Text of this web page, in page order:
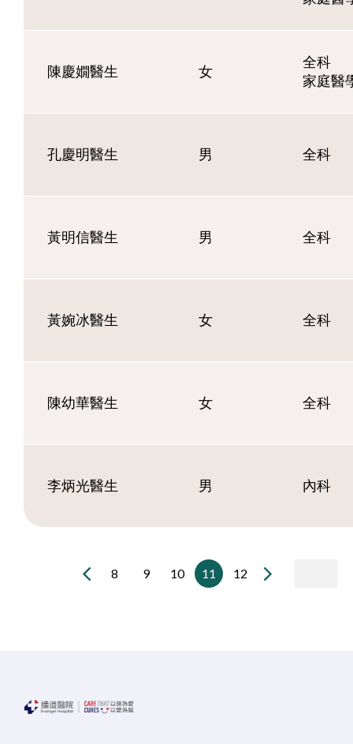
陳慶嫺醫生 女
全科
家庭醫
孔慶明醫生 男 全科
黃明信醫生 男 全科
黃婉冰醫生 女 全科
陳幼華醫生 女 全科
李炳光醫生 男 內科
8 9 10 11 12